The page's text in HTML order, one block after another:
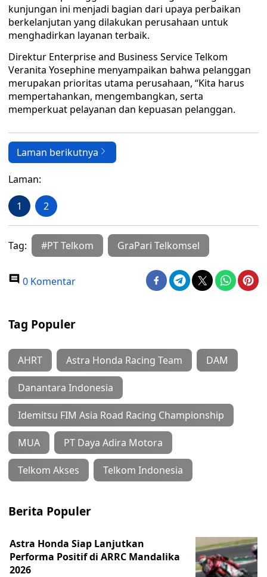
kunjungan ini menjadi bagian dari upaya perbaikan
berkelanjutan yang dilakukan perusahaan untuk
menghadirkan layanan terbaik.
Direktur Enterprise and Business Service Telkom
Veranita Yosephine menyampaikan bahwa pelanggan
merupakan prioritas utama perusahaan, “Kita harus
mempertahankan, mengembangkan, serta
memperkuat pelayanan dan kepuasan pelanggan.
Laman berikutnya
Laman:
1 2
Tag: #PT Telkom GraPari Telkomsel
0 Komentar
Tag Populer
AHRT Astra Honda Racing Team DAM
Danantara Indonesia
Idemitsu FIM Asia Road Racing Championship
MUA PT Daya Adira Motora
Telkom Akses Telkom Indonesia
Berita Populer
Astra Honda Siap Lanjutkan
Performa Positif di ARRC Mandalika
2026